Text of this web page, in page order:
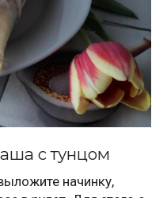
с тунцом
начинку,